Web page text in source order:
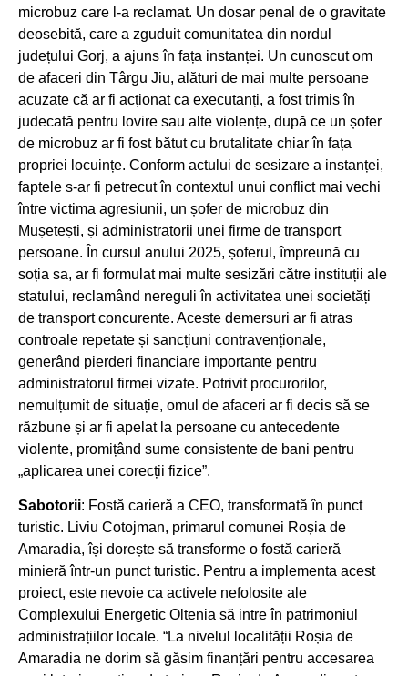
microbuz care l-a reclamat. Un dosar penal de o gravitate
deosebită, care a zguduit comunitatea din nordul
județului Gorj, a ajuns în fața instanței. Un cunoscut om
de afaceri din Târgu Jiu, alături de mai multe persoane
acuzate că ar fi acționat ca executanți, a fost trimis în
judecată pentru lovire sau alte violențe, după ce un șofer
de microbuz ar fi fost bătut cu brutalitate chiar în fața
propriei locuințe. Conform actului de sesizare a instanței,
faptele s-ar fi petrecut în contextul unui conflict mai vechi
între victima agresiunii, un șofer de microbuz din
Mușetești, și administratorii unei firme de transport
persoane. În cursul anului 2025, șoferul, împreună cu
soția sa, ar fi formulat mai multe sesizări către instituții ale
statului, reclamând nereguli în activitatea unei societăți
de transport concurente. Aceste demersuri ar fi atras
controale repetate și sancțiuni contravenționale,
generând pierderi financiare importante pentru
administratorul firmei vizate. Potrivit procurorilor,
nemulțumit de situație, omul de afaceri ar fi decis să se
răzbune și ar fi apelat la persoane cu antecedente
violente, promițând sume consistente de bani pentru
„aplicarea unei corecții fizice”.
Sabotorii: Fostă carieră a CEO, transformată în punct
turistic. Liviu Cotojman, primarul comunei Roșia de
Amaradia, își dorește să transforme o fostă carieră
minieră într-un punct turistic. Pentru a implementa acest
proiect, este nevoie ca activele nefolosite ale
Complexului Energetic Oltenia să intre în patrimoniul
administrațiilor locale. “La nivelul localității Roșia de
Amaradia ne dorim să găsim finanțări pentru accesarea